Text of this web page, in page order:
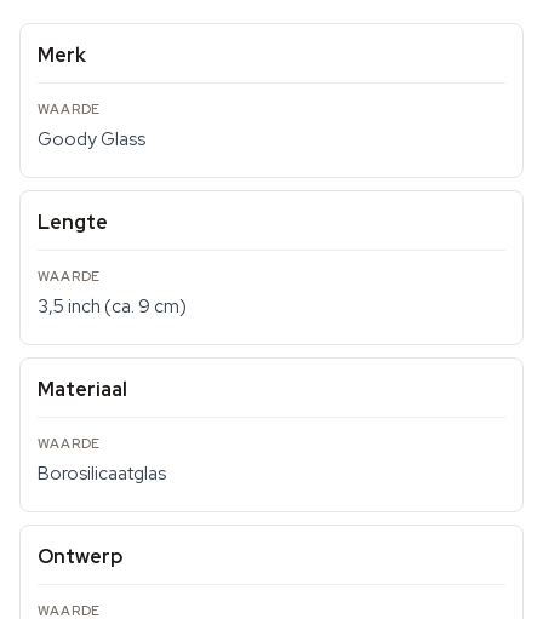
Merk
Goody Glass
Lengte
3,5 inch (ca. 9 cm)
Materiaal
Borosilicaatglas
Ontwerp